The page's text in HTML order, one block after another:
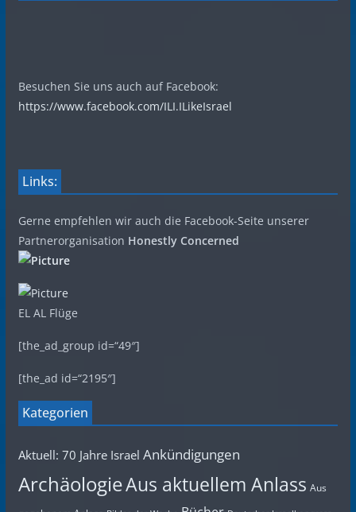
Besuchen Sie uns auch auf Facebook:
https://www.facebook.com/ILI.ILikeIsrael
Links:
Gerne empfehlen wir auch die Facebook-Seite unserer
Partnerorganisation Honestly Concerned
EL AL Flüge
[the_ad_group id=“49″]
[the_ad id=“2195″]
Kategorien
Aktuell: 70 Jahre Israel Ankündigungen
ArchäologieAus aktuellem Anlass Aus